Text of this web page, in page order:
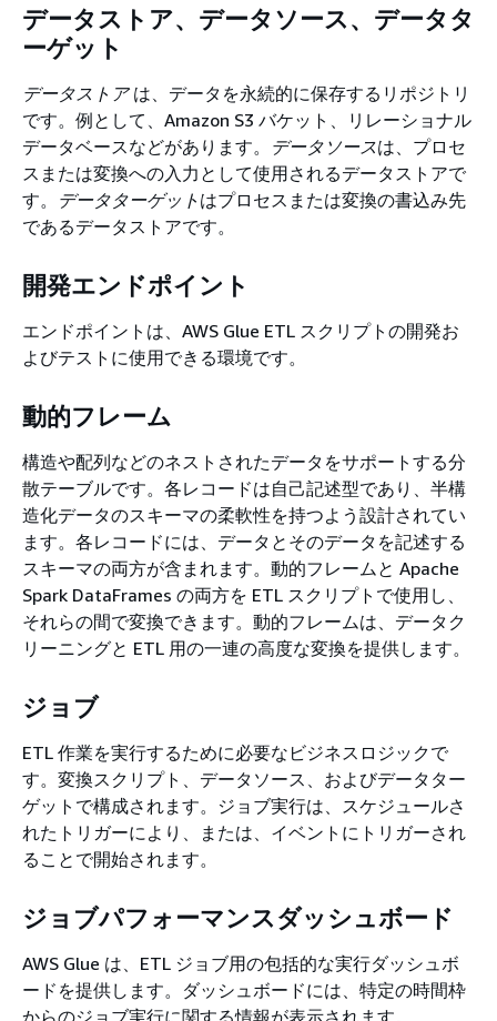
データストア、データソース、データタ
ーゲット
データストアは、データを永続的に保存するリポジトリ
です。例として、Amazon S3 バケット、リレーショナル
データベースなどがあります。 データソースは、プロセ
スまたは変換への入力として使用されるデータストアで
す。 データターゲット はプロセスまたは変換の書込み先
であるデータストアです。
開発エンドポイント
エンドポイントは、AWS Glue ETL スクリプトの開発お
よびテストに使用できる環境です。
動的フレーム
構造や配列などのネストされたデータをサポートする分
散テーブルです。各レコードは自己記述型であり、半構
造化データのスキーマの柔軟性を持つよう設計されてい
ます。各レコードには、データとそのデータを記述する
スキーマの両方が含まれます。動的フレームと Apache
Spark DataFrames の両方を ETL スクリプトで使用し、
それらの間で変換できます。動的フレームは、データク
リーニングと ETL 用の一連の高度な変換を提供します。
ジョブ
ETL 作業を実行するために必要なビジネスロジックで
す。変換スクリプト、データソース、およびデータター
ゲットで構成されます。ジョブ実行は、スケジュールさ
れたトリガーにより、または、イベントにトリガーされ
ることで開始されます。
ジョブパフォーマンスダッシュボード
AWS Glue は、ETL ジョブ用の包括的な実行ダッシュボ
ードを提供します。ダッシュボードには、特定の時間枠
からのジョブ実行に関する情報が表示されます。